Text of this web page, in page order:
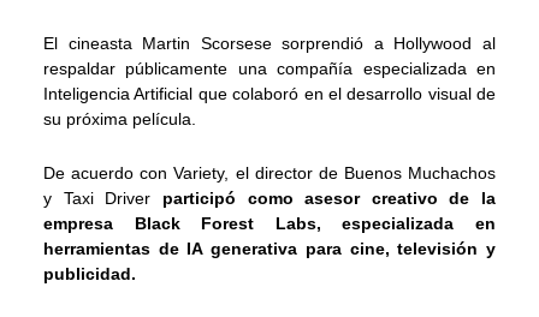
El cineasta Martin Scorsese sorprendió a Hollywood al
respaldar públicamente una compañía especializada en
Inteligencia Artificial que colaboró en el desarrollo visual de
su próxima película.
De acuerdo con Variety, el director de Buenos Muchachos
y Taxi Driver participó como asesor creativo de la
empresa Black Forest Labs, especializada en
herramientas de IA generativa para cine, televisión y
publicidad.